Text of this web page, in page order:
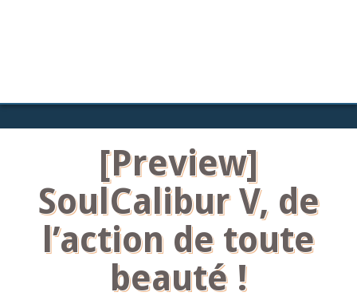
[Preview]
SoulCalibur V, de
l’action de toute
beauté !